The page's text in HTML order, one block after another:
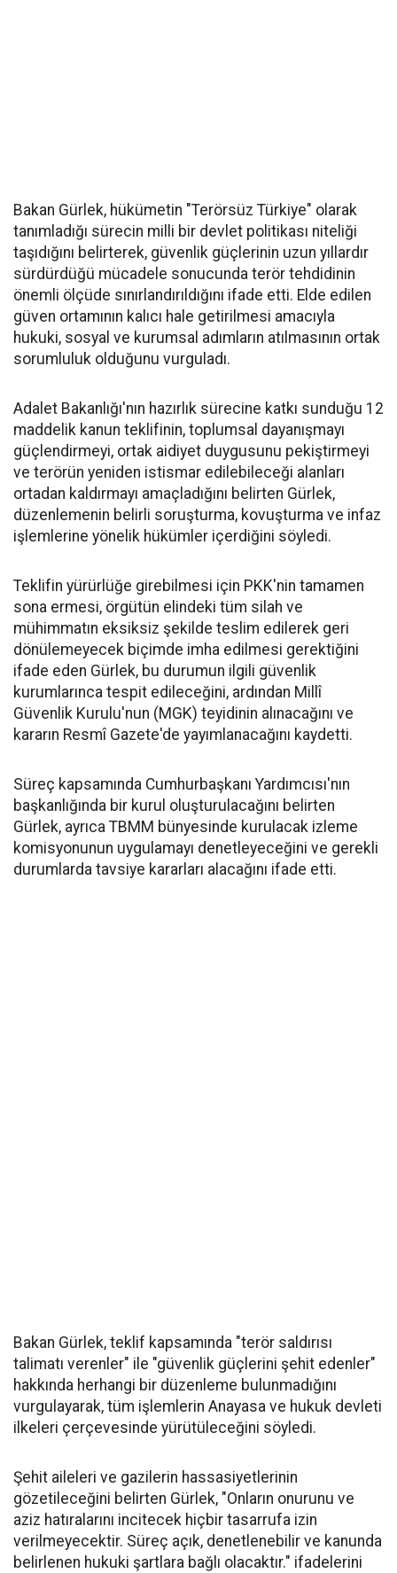
Bakan Gürlek, hükümetin "Terörsüz Türkiye" olarak
tanımladığı sürecin milli bir devlet politikası niteliği
taşıdığını belirterek, güvenlik güçlerinin uzun yıllardır
sürdürdüğü mücadele sonucunda terör tehdidinin
önemli ölçüde sınırlandırıldığını ifade etti. Elde edilen
güven ortamının kalıcı hale getirilmesi amacıyla
hukuki, sosyal ve kurumsal adımların atılmasının ortak
sorumluluk olduğunu vurguladı.
Adalet Bakanlığı'nın hazırlık sürecine katkı sunduğu 12
maddelik kanun teklifinin, toplumsal dayanışmayı
güçlendirmeyi, ortak aidiyet duygusunu pekiştirmeyi
ve terörün yeniden istismar edilebileceği alanları
ortadan kaldırmayı amaçladığını belirten Gürlek,
düzenlemenin belirli soruşturma, kovuşturma ve infaz
işlemlerine yönelik hükümler içerdiğini söyledi.
Teklifin yürürlüğe girebilmesi için PKK'nin tamamen
sona ermesi, örgütün elindeki tüm silah ve
mühimmatın eksiksiz şekilde teslim edilerek geri
dönülemeyecek biçimde imha edilmesi gerektiğini
ifade eden Gürlek, bu durumun ilgili güvenlik
kurumlarınca tespit edileceğini, ardından Millî
Güvenlik Kurulu'nun (MGK) teyidinin alınacağını ve
kararın Resmî Gazete'de yayımlanacağını kaydetti.
Süreç kapsamında Cumhurbaşkanı Yardımcısı'nın
başkanlığında bir kurul oluşturulacağını belirten
Gürlek, ayrıca TBMM bünyesinde kurulacak izleme
komisyonunun uygulamayı denetleyeceğini ve gerekli
durumlarda tavsiye kararları alacağını ifade etti.
Bakan Gürlek, teklif kapsamında "terör saldırısı
talimatı verenler" ile "güvenlik güçlerini şehit edenler"
hakkında herhangi bir düzenleme bulunmadığını
vurgulayarak, tüm işlemlerin Anayasa ve hukuk devleti
ilkeleri çerçevesinde yürütüleceğini söyledi.
Şehit aileleri ve gazilerin hassasiyetlerinin
gözetileceğini belirten Gürlek, "Onların onurunu ve
aziz hatıralarını incitecek hiçbir tasarrufa izin
verilmeyecektir. Süreç açık, denetlenebilir ve kanunda
belirlenen hukuki şartlara bağlı olacaktır." ifadelerini